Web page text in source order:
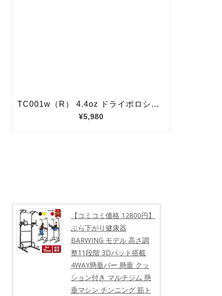
【コミコミ価格 12800円】
ぶら下がり健康器
BARWING モデル 高さ調
整11段階 3Dパット搭載
4WAY懸垂バー 懸垂 クッ
ション付き マルチジム 懸
垂マシン チンニング 筋ト